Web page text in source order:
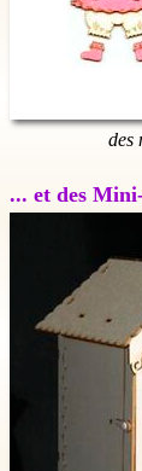
des
... et des